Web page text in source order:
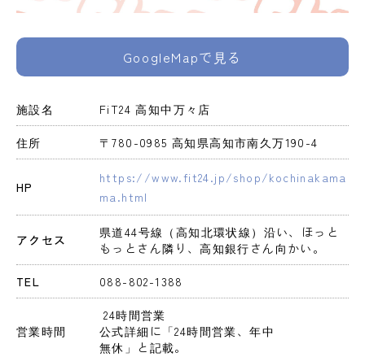
GoogleMapで見る
施設名 FiT24 高知中万々店
住所 〒780-0985 高知県高知市南久万190-4
HP
https://www.fit24.jp/shop/kochinakama
ma.html
アクセス
県道44号線（高知北環状線）沿い、ほっと
もっとさん隣り、高知銀行さん向かい。
TEL 088-802-1388
営業時間
24時間営業
公式詳細に「24時間営業、年中
無休」と記載。